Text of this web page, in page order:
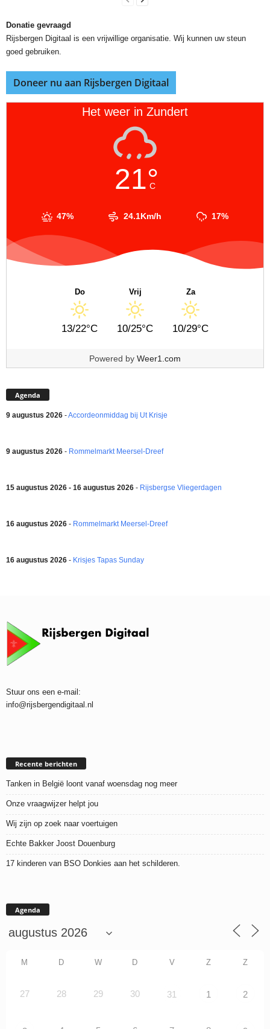
Donatie gevraagd
Rijsbergen Digitaal is een vrijwillige organisatie. Wij kunnen uw steun
goed gebruiken.
Doneer nu aan Rijsbergen Digitaal
Het weer in Zundert
21°
C
47% 24.1Km/h 17%
Do
13/22°C
Vrij
10/25°C
Za
10/29°C
Powered by Weer1.com
Agenda
9 augustus 2026 -Accordeonmiddag bij Ut Krisje
9 augustus 2026 - Rommelmarkt Meersel-Dreef
15 augustus 2026 - 16 augustus 2026 - Rijsbergse Vliegerdagen
16 augustus 2026 - Rommelmarkt Meersel-Dreef
16 augustus 2026 - Krisjes Tapas Sunday
Stuur ons een e-mail:
info@rijsbergendigitaal.nl
Recente berichten
Tanken in België loont vanaf woensdag nog meer
Onze vraagwijzer helpt jou
Wij zijn op zoek naar voertuigen
Echte Bakker Joost Douenburg
17 kinderen van BSO Donkies aan het schilderen.
Agenda
M D W D V Z Z
27 28 29 30 31 1 2